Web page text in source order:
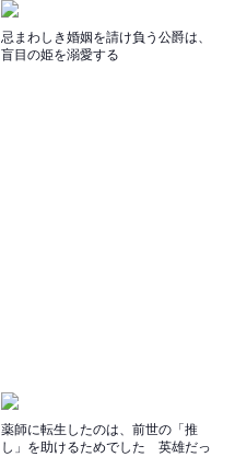
忌まわしき婚姻を請け負う公爵は、
盲目の姫を溺愛する
薬師に転生したのは、前世の「推
し」を助けるためでした 英雄だっ